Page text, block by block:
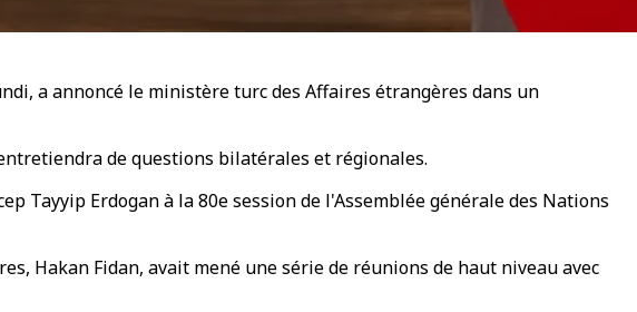
a annoncé le ministère turc des Affaires étrangères dans un
de questions bilatérales et régionales.
Tayyip Erdogan à la 80e session de l'Assemblée générale des Nations
Hakan Fidan, avait mené une série de réunions de haut niveau avec